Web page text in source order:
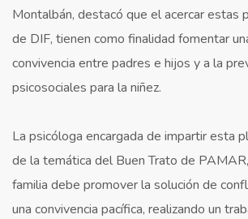
Montalbán, destacó que el acercar estas
de DIF, tienen como finalidad fomentar
convivencia entre padres e hijos y a la
psicosociales para la niñez.
La psicóloga encargada de impartir esta
de la temática del Buen Trato de
familia debe promover la solución de
una convivencia pacífica, realizando un